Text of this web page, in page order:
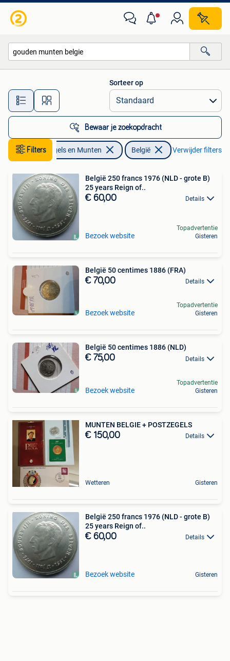
Alle afstanden…
Sorteer op
Bewaar je zoekopdracht
Filters
Postzegels en Munten België Verwijder filters
België 250 francs 1976 (NLD - grote B)
25 years Reign of..
€ 60,00 Details
Bezoek website
Topadvertentie
Gisteren
België 50 centimes 1886 (FRA)
€ 70,00 Details
Bezoek website
Topadvertentie
Gisteren
België 50 centimes 1886 (NLD)
€ 75,00 Details
Bezoek website
Topadvertentie
Gisteren
MUNTEN BELGIE + POSTZEGELS
€ 150,00 Details
Wetteren Gisteren
België 250 francs 1976 (NLD - grote B)
25 years Reign of..
€ 60,00 Details
Bezoek website Gisteren